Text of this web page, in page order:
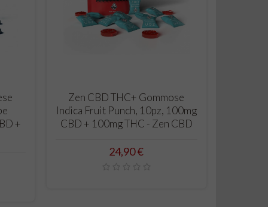
+
CARRELLO
Zen CBD THC+ Gommose
Indica Fruit Punch, 10pz, 100mg
CBD + 100mg THC - Zen CBD
Prezzo
24,90 €